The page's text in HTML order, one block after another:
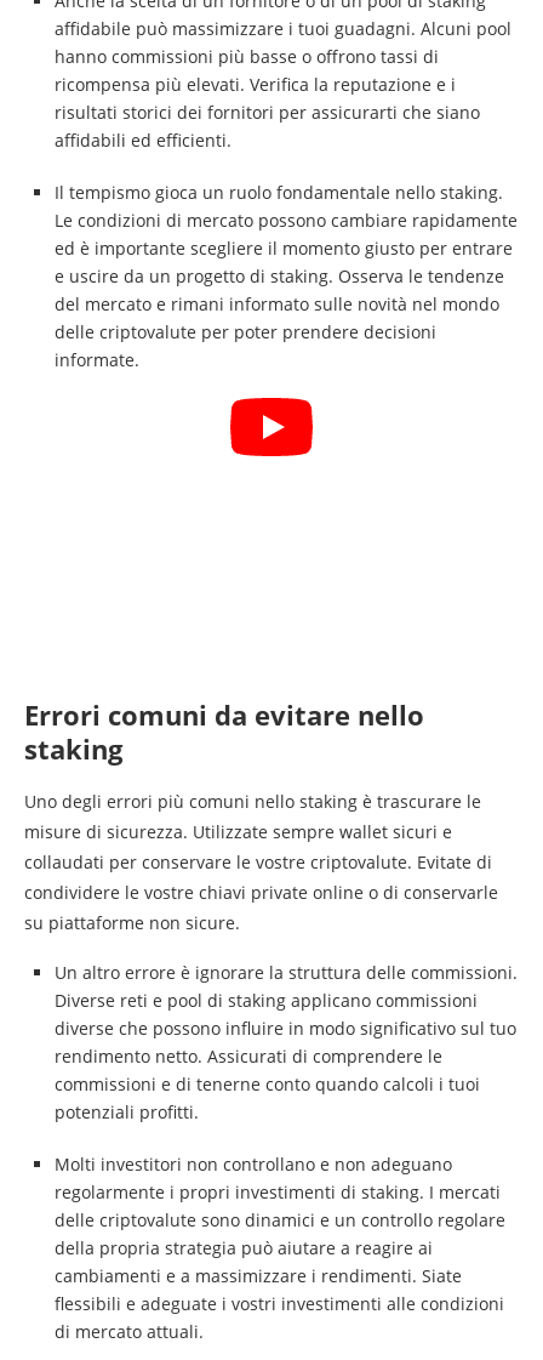
affidabile può massimizzare i tuoi guadagni. Alcuni pool
hanno commissioni più basse o offrono tassi di
ricompensa più elevati. Verifica la reputazione e i
risultati storici dei fornitori per assicurarti che siano
affidabili ed efficienti.
Il tempismo gioca un ruolo fondamentale nello staking.
Le condizioni di mercato possono cambiare rapidamente
ed è importante scegliere il momento giusto per entrare
e uscire da un progetto di staking. Osserva le tendenze
del mercato e rimani informato sulle novità nel mondo
delle criptovalute per poter prendere decisioni
informate.
Errori comuni da evitare nello
staking
Uno degli errori più comuni nello staking è trascurare le
misure di sicurezza. Utilizzate sempre wallet sicuri e
collaudati per conservare le vostre criptovalute. Evitate di
condividere le vostre chiavi private online o di conservarle
su piattaforme non sicure.
Un altro errore è ignorare la struttura delle commissioni.
Diverse reti e pool di staking applicano commissioni
diverse che possono influire in modo significativo sul tuo
rendimento netto. Assicurati di comprendere le
commissioni e di tenerne conto quando calcoli i tuoi
potenziali profitti.
Molti investitori non controllano e non adeguano
regolarmente i propri investimenti di staking. I mercati
delle criptovalute sono dinamici e un controllo regolare
della propria strategia può aiutare a reagire ai
cambiamenti e a massimizzare i rendimenti. Siate
flessibili e adeguate i vostri investimenti alle condizioni
di mercato attuali.